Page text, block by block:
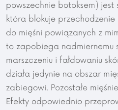
powszechnie botoksem) jest
która blokuje
do mięśni powiązanych z
to zapobiega nadmiernemu
marszczeniu i fałdowaniu
działa jedynie na obszar
zabiegowi. Pozostałe
Efekty odpowiednio